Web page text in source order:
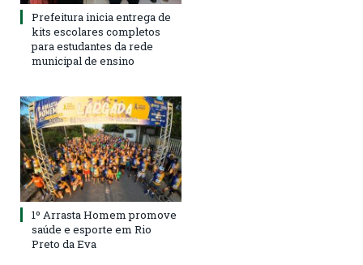
Prefeitura inicia entrega de
kits escolares completos
para estudantes da rede
municipal de ensino
1º Arrasta Homem promove
saúde e esporte em Rio
Preto da Eva